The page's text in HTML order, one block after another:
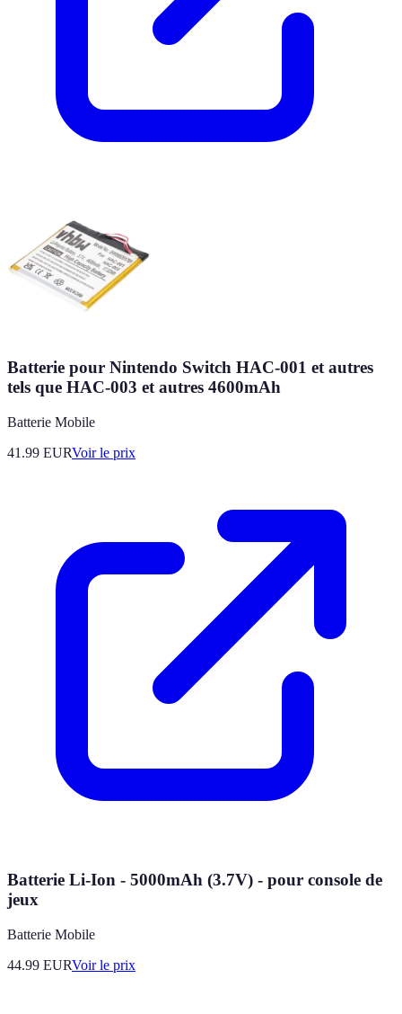
Batterie pour Nintendo Switch HAC-001 et autres
tels que HAC-003 et autres 4600mAh
Batterie Mobile
41.99 EURVoir le prix
Batterie Li-Ion - 5000mAh (3.7V) - pour console de
jeux
Batterie Mobile
44.99 EURVoir le prix